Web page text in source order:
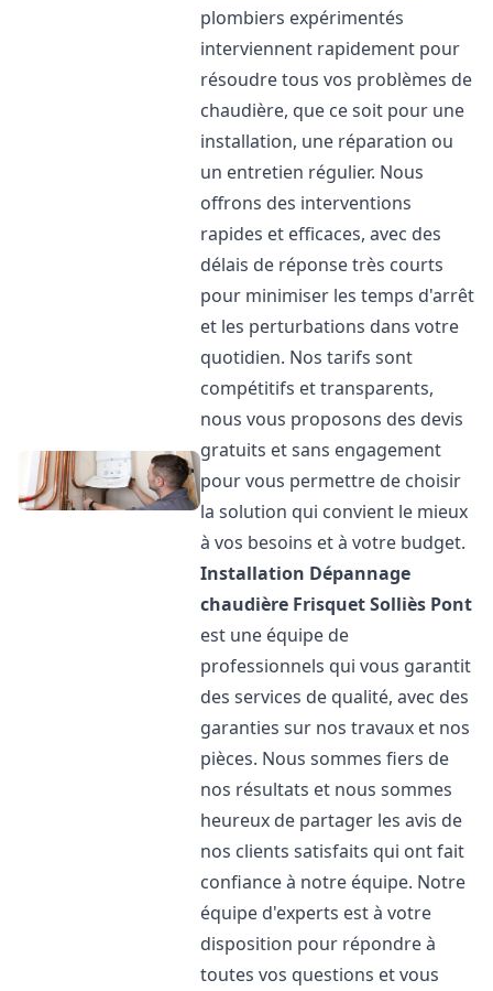
plombiers expérimentés
interviennent rapidement pour
résoudre tous vos problèmes de
chaudière, que ce soit pour une
installation, une réparation ou
un entretien régulier. Nous
offrons des interventions
rapides et efficaces, avec des
délais de réponse très courts
pour minimiser les temps d'arrêt
et les perturbations dans votre
quotidien. Nos tarifs sont
compétitifs et transparents,
nous vous proposons des devis
gratuits et sans engagement
pour vous permettre de choisir
la solution qui convient le mieux
à vos besoins et à votre budget.
Installation Dépannage
chaudière FrisquetSolliès Pont
est une équipe de
professionnels qui vous garantit
des services de qualité, avec des
garanties sur nos travaux et nos
pièces. Nous sommes fiers de
nos résultats et nous sommes
heureux de partager les avis de
nos clients satisfaits qui ont fait
confiance à notre équipe. Notre
équipe d'experts est à votre
disposition pour répondre à
toutes vos questions et vous